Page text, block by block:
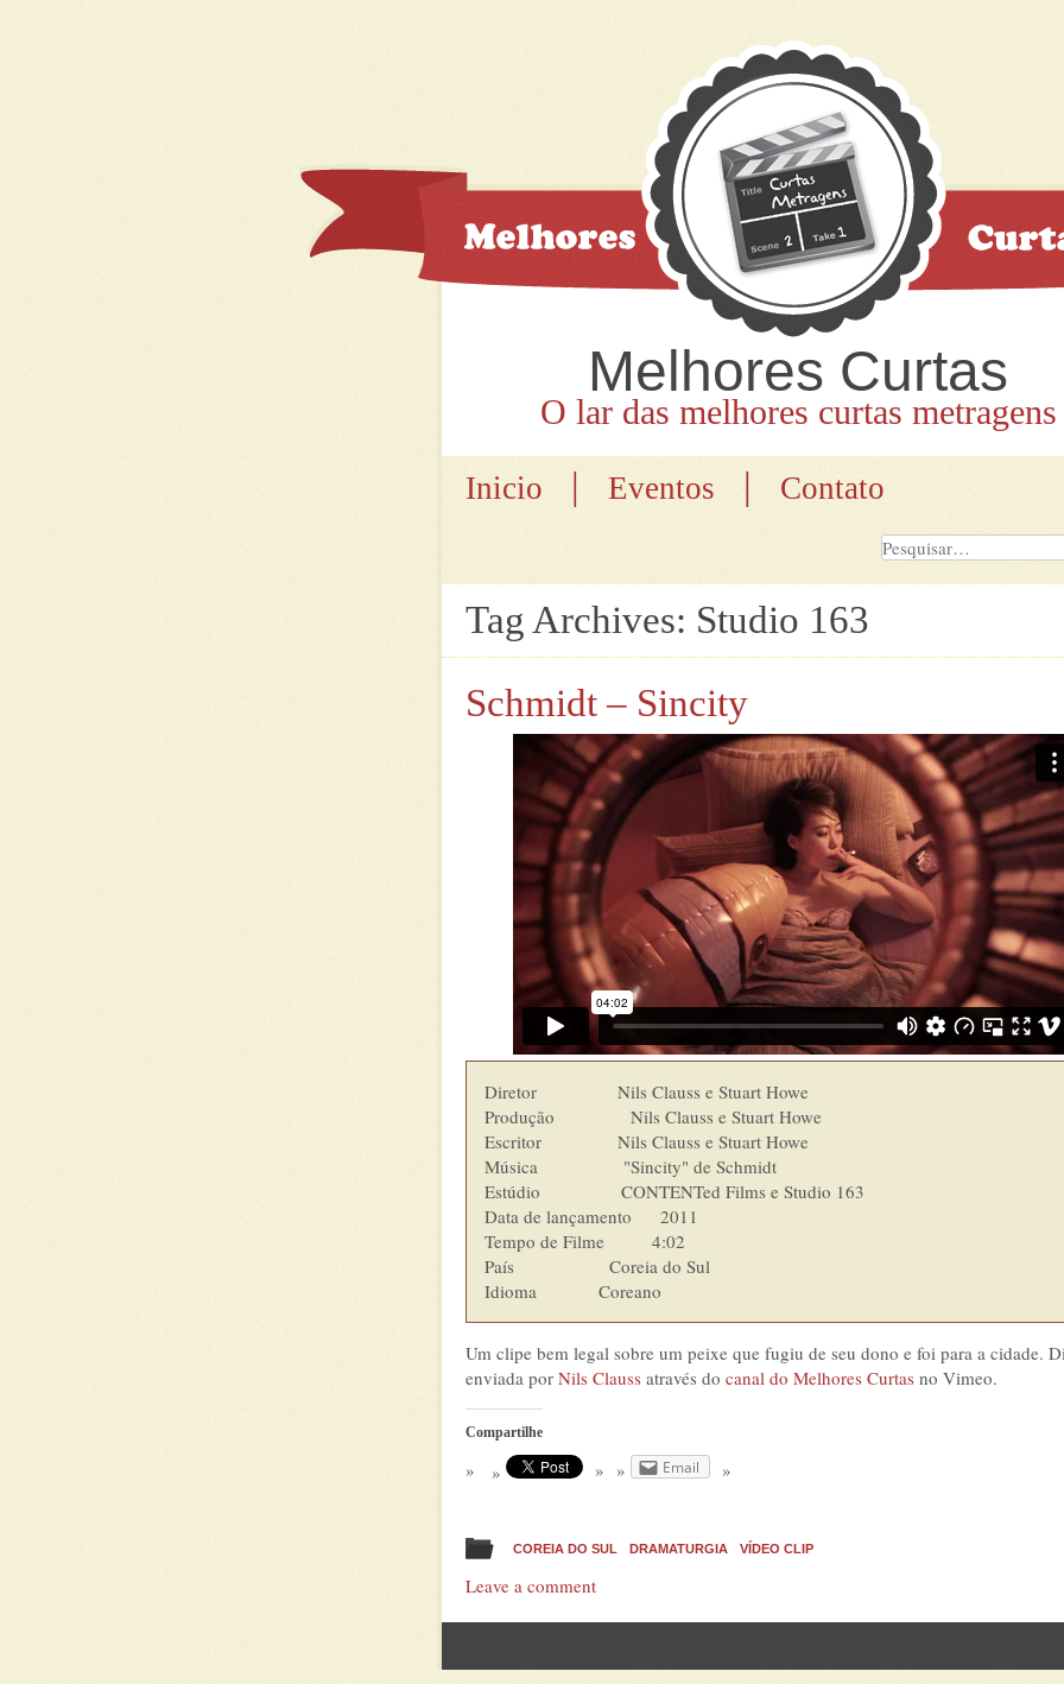
Melhores Curtas
O lar das melhores curtas metragens
Inicio | Eventos | Contato
Tag Archives: Studio 163
Schmidt – Sincity
Diretor                 Nils Clauss e Stuart Howe
Produção                Nils Clauss e Stuart Howe
Escritor                Nils Clauss e Stuart Howe
Música                  "Sincity" de Schmidt
Estúdio                 CONTENTed Films e Studio 163
Data de lançamento      2011
Tempo de Filme          4:02
País                    Coreia do Sul
Idioma  	        Coreano
Um clipe bem legal sobre um peixe que fugiu de seu dono e foi para a cidade.
enviada por Nils Clauss através do canal do Melhores Curtas no Vimeo.
Compartilhe
Email
COREIA DO SUL DRAMATURGIA VÍDEO CLIP
Leave a comment
Post navigation